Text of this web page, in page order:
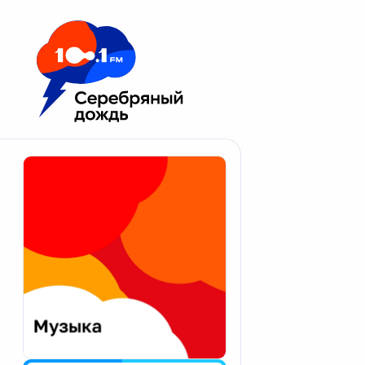
Москва 100.1 FM
Апатиты
Екатеринбург
Калининград
Калуга